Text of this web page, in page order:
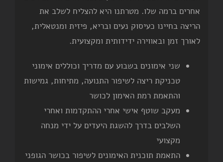
אחרים ברמה שלו. מטרתנו היא להצליח לשלב את
הריצה בחיינו כעיסוק נעים ובריא, פיזית ומנטאלית,
לאורך זמן ובאווירה ידידותית ומקצועית.
שני אימונים בשבוע עם מדריך וכוללים אימוני
טכניקת ריצה לשיפור התנועה, מתיחות, גמישות
והתאמת רמת האימון לכושר
מעקב שוטף אישי אחרי ההתקדמות ואחרי
השלבים בדרך להשגת היעדים על ידי מנחה
מקצועי
התאמת תוכנית האימונים לשיפור בכושר הגופני